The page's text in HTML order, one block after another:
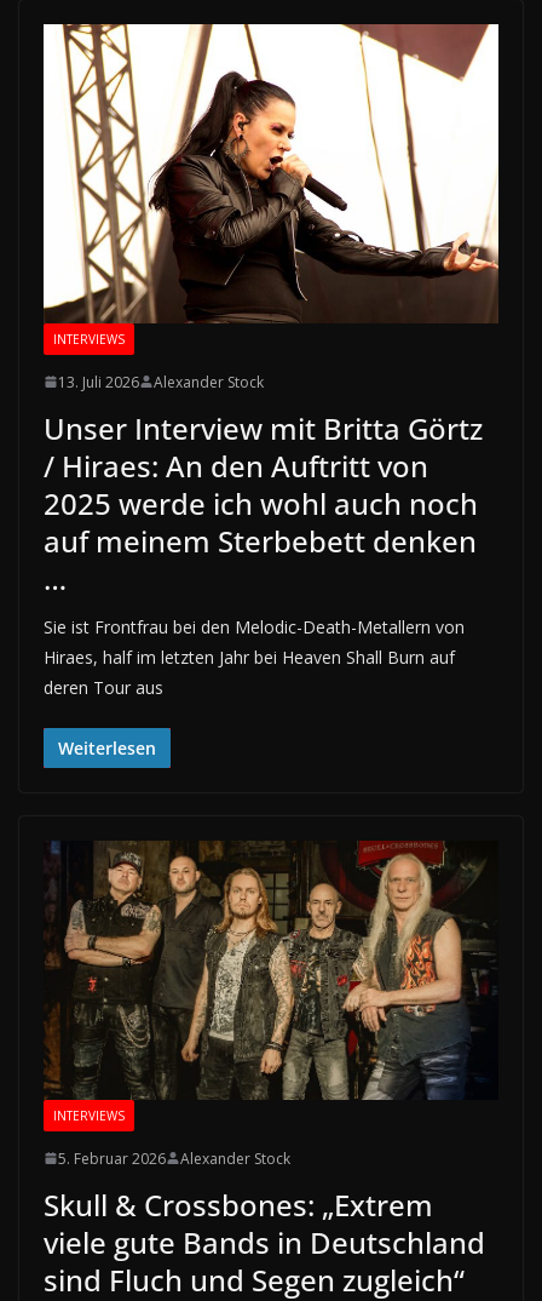
INTERVIEWS
13. Juli 2026 Alexander Stock
Unser Interview mit Britta Görtz
/ Hiraes: An den Auftritt von
2025 werde ich wohl auch noch
auf meinem Sterbebett denken
…
Sie ist Frontfrau bei den Melodic-Death-Metallern von
Hiraes, half im letzten Jahr bei Heaven Shall Burn auf
deren Tour aus
Weiterlesen
INTERVIEWS
5. Februar 2026 Alexander Stock
Skull & Crossbones: „Extrem
viele gute Bands in Deutschland
sind Fluch und Segen zugleich“